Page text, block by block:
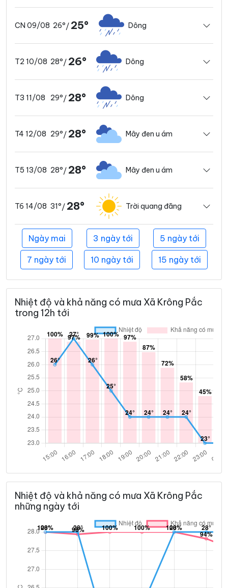
CN 09/08 26°/ 25° Dông
T2 10/08 28°/ 26° Dông
T3 11/08 29°/ 28° Dông
T4 12/08 29°/ 28° Mây đen u ám
T5 13/08 28°/ 28° Mây đen u ám
T6 14/08 31°/ 28° Trời quang đãng
Ngày mai 3 ngày tới 5 ngày tới
7 ngày tới 10 ngày tới 15 ngày tới
Nhiệt độ và khả năng có mưa Xã Krông Pắc
trong 12h tới
Nhiệt độ và khả năng có mưa Xã Krông Pắc
những ngày tới